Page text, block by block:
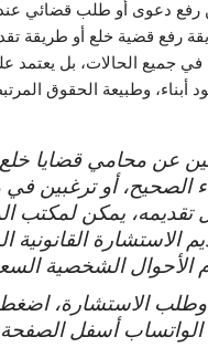
رفع دعوى أو طلب قضائي
رفع قضية خلع أو طريقة
في جميع الحالات، بل يعتمد
أبناء، وطبيعة الحقوق
عن محامي قضايا
الصحيح، أو ترغبين
تقديمه، يمكن لمكتب
الاستشارة القانونية
الأحوال الشخصية
وطلب الاستشارة،
الواتساب أسفل